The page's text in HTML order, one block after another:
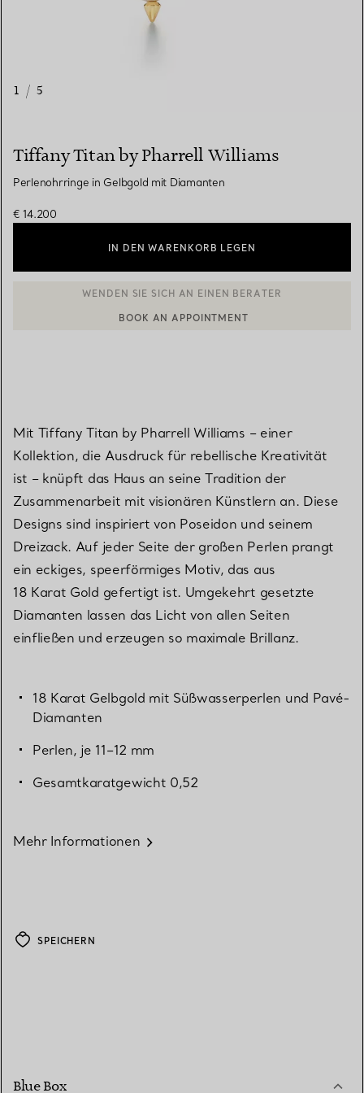
1 / 5
Tiffany Titan by Pharrell Williams
Perlenohrringe in Gelbgold mit Diamanten
€ 14.200
IN DEN WARENKORB LEGEN
EINEN KUNDENBERATER KONTAKTIEREN ODER EINEN
Mit Tiffany Titan by Pharrell Williams – einer
Kollektion, die Ausdruck für rebellische Kreativität
ist – knüpft das Haus an seine Tradition der
Zusammenarbeit mit visionären Künstlern an. Diese
Designs sind inspiriert von Poseidon und seinem
Dreizack. Auf jeder Seite der großen Perlen prangt
ein eckiges, speerförmiges Motiv, das aus
18 Karat Gold gefertigt ist. Umgekehrt gesetzte
Diamanten lassen das Licht von allen Seiten
einfließen und erzeugen so maximale Brillanz.
18 Karat Gelbgold mit Süßwasserperlen und Pavé-
Diamanten
Perlen, je 11–12 mm
Gesamtkaratgewicht 0,52
Mehr Informationen
SPEICHERN
Blue Box